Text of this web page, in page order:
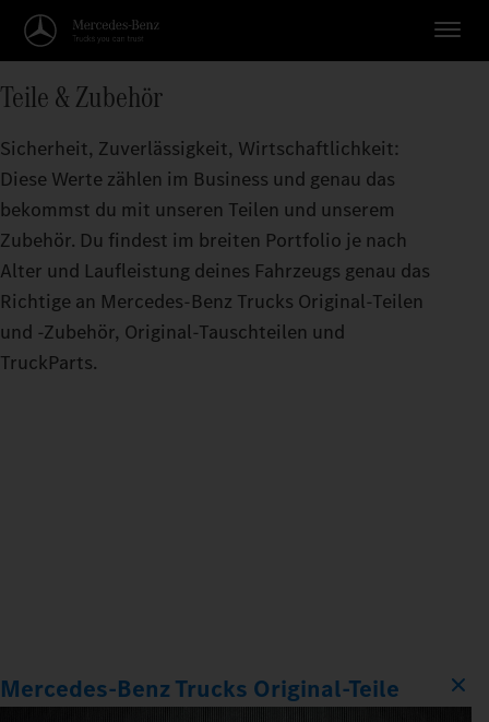
Teile & Zubehör
Sicherheit, Zuverlässigkeit, Wirtschaftlichkeit:
Diese Werte zählen im Business und genau das
bekommst du mit unseren Teilen und unserem
Zubehör. Du findest im breiten Portfolio je nach
Alter und Laufleistung deines Fahrzeugs genau das
Richtige an Mercedes‑Benz Trucks Original‑Teilen
und -Zubehör, Original‑Tauschteilen und
TruckParts.
Mercedes‑Benz Trucks Original‑Teile